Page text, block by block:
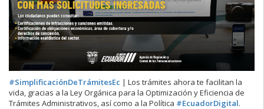
#SimplificaciónDeTrámitesEc | Los trámites ahora te facilitan la
vida, gracias a la Ley Orgánica para la Optimización y Eficiencia de
Trámites Administrativos, así como a la Política #EcuadorDigital.